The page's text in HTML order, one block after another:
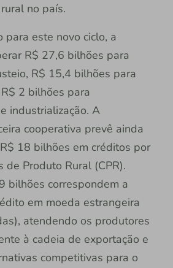
no país.
para este novo ciclo, a
R$ 27,6 bilhões para
R$ 15,4 bilhões para
2 bilhões para
industrialização. A
cooperativa prevê ainda
18 bilhões em créditos por
de Produto Rural (CPR).
bilhões correspondem a
em moeda estrangeira
atendendo os produtores
à cadeia de exportação e
competitivas para o